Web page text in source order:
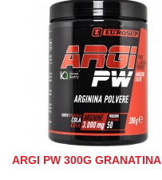
ARGI PW 300G GRANATINA